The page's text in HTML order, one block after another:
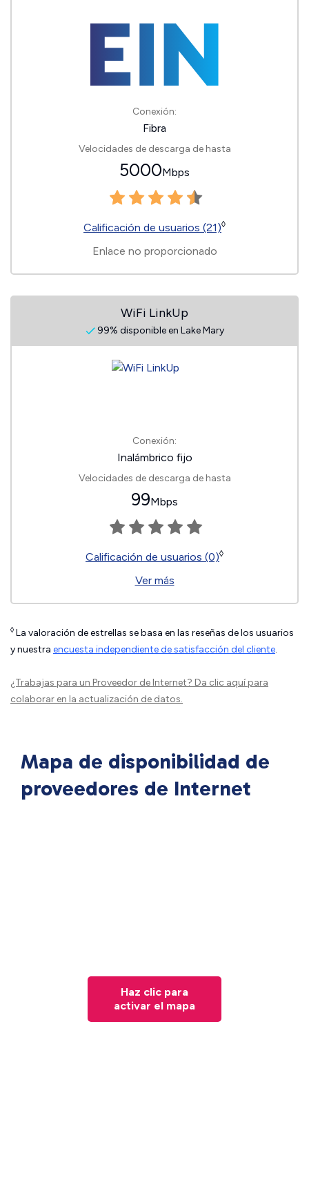
Conexión:
Fibra
Velocidades de descarga de hasta
5000Mbps
Calificación de usuarios (21)◊
Enlace no proporcionado
WiFi LinkUp
99% disponible en Lake Mary
Conexión:
Inalámbrico fijo
Velocidades de descarga de hasta
99Mbps
Calificación de usuarios (0)◊
Ver más
◊ La valoración de estrellas se basa en las reseñas de los usuarios
y nuestra encuesta independiente de satisfacción del cliente.
¿Trabajas para un Proveedor de Internet? Da clic aquípara
colaborar en la actualización de datos.
Mapa de disponibilidad de
proveedores de Internet
Haz clic para
activar el mapa